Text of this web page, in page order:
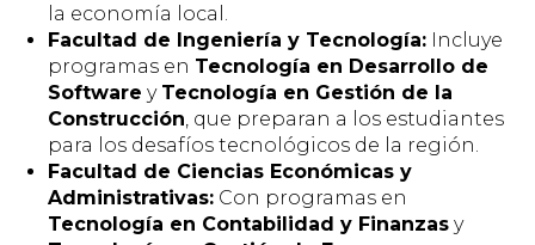
la economía local.
Facultad de Ingeniería y Tecnología: Incluye
programas en Tecnología en Desarrollo de
Software y Tecnología en Gestión de la
Construcción, que preparan a los estudiantes
para los desafíos tecnológicos de la región.
Facultad de Ciencias Económicas y
Administrativas: Con programas en
Tecnología en Contabilidad y Finanzas y